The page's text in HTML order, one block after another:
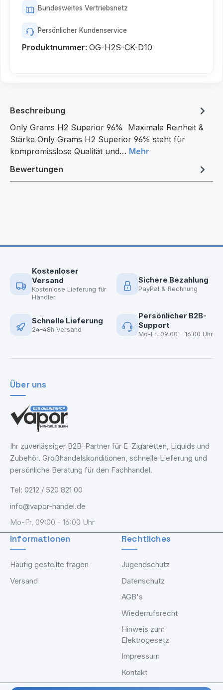
Bundesweites Vertriebsnetz
Persönlicher Kundenservice
Produktnummer: OG-H2S-CK-D10
Beschreibung
Only Grams H2 Superior 96% Maximale Reinheit &
Stärke Only Grams H2 Superior 96% steht für
kompromisslose Qualität und… Mehr
Bewertungen
Kostenloser
Versand
Kostenlose Lieferung für
Händler
Sichere Bezahlung
PayPal & Rechnung
Schnelle Lieferung
24–48h Versand
Persönlicher B2B-
Support
Mo-Fr, 09:00 - 16:00 Uhr
Über uns
Ihr zuverlässiger B2B-Partner für E-Zigaretten, Liquids und
Zubehör. Großhandelskonditionen, schnelle Lieferung und
persönliche Beratung für den Fachhandel.
Tel: 0212 / 520 821 00
info@vapor-handel.de
Mo-Fr, 09:00 - 16:00 Uhr
Informationen
Häufig gestellte fragen
Versand
Rechtliches
Jugendschutz
Datenschutz
AGB's
Wiederrufsrecht
Hinweis zum
Elektrogesetz
Impressum
Kontakt